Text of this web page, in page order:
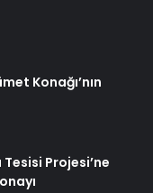
Konağı’nın
Tesisi Projesi’ne